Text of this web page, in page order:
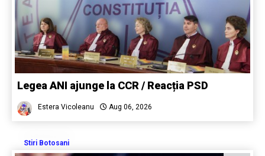
Legea ANI ajunge la CCR / Reacția PSD
Estera Vicoleanu Aug 06, 2026
Stiri Botosani